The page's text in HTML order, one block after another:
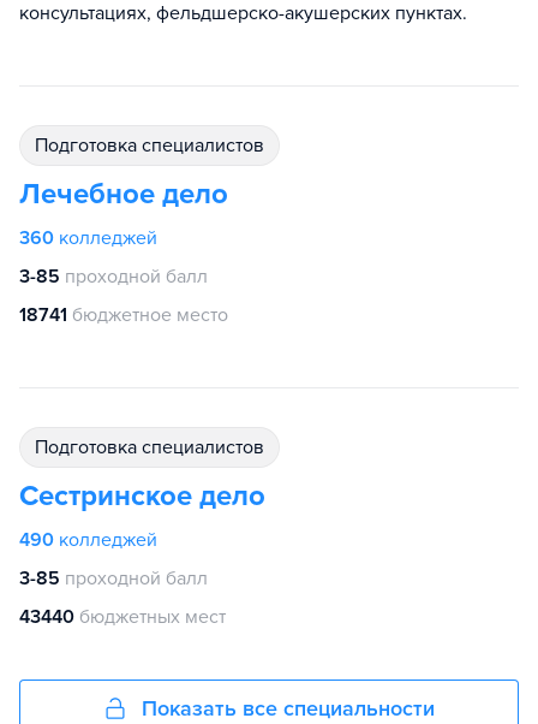
консультациях, фельдшерско-акушерских пунктах.
подготовка специалистов
Лечебное дело
360 колледжей
3-85 проходной балл
18741 бюджетное место
подготовка специалистов
Сестринское дело
490 колледжей
3-85 проходной балл
43440 бюджетных мест
Показать все специальности